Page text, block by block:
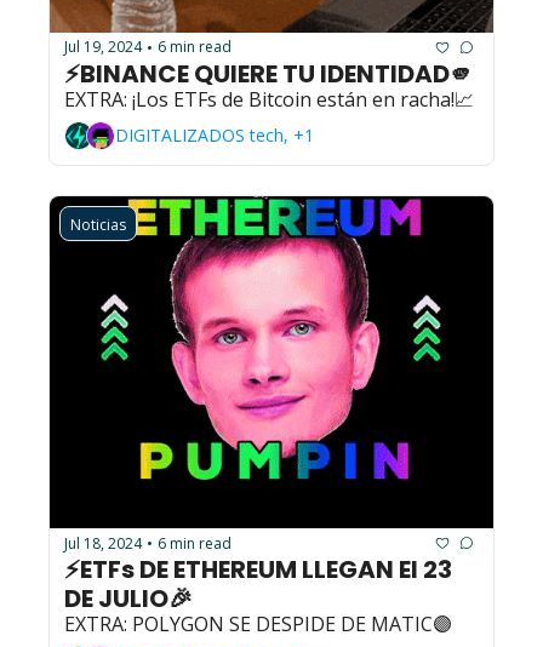
Jul 19, 2024 • 6 min read
⚡BINANCE QUIERE TU IDENTIDAD🫵
EXTRA: ¡Los ETFs de Bitcoin están en racha!📈
DIGITALIZADOS tech, +1
Noticias
Jul 18, 2024 • 6 min read
⚡ETFs DE ETHEREUM LLEGAN El 23
DE JULIO🎉
EXTRA: POLYGON SE DESPIDE DE MATIC🟣